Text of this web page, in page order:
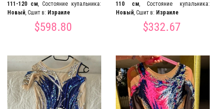
111-120 см, Состояние купальника:
Новый, Сшит в: Израиле
$598.80
110 см, Состояние купальника:
Новый, Сшит в: Израиле
$332.67